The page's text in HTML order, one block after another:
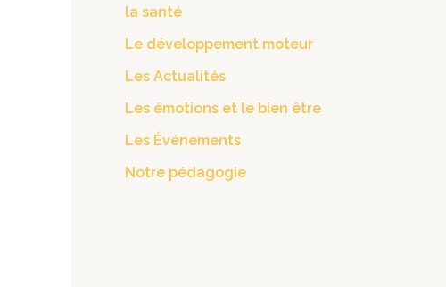
la santé
Le développement moteur
Les Actualités
Les émotions et le bien être
Les Événements
Notre pédagogie